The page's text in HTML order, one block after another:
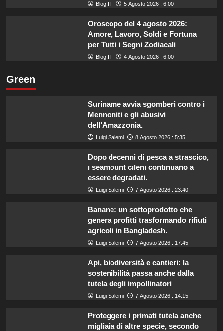
Blog.IT 5 Agosto 2026 : 6:00
Oroscopo del 4 agosto 2026:
Amore, Lavoro, Soldi e Fortuna
per Tutti i Segni Zodiacali
Blog.IT 4 Agosto 2026 : 6:00
Green
Suriname avvia sgomberi contro i
Mennoniti e gli abusivi
dell’Amazzonia.
Luigi Salemi 8 Agosto 2026 : 5:35
Dopo decenni di pesca a strascico,
i seamount cileni continuano a
essere degradati.
Luigi Salemi 7 Agosto 2026 : 23:40
Banane: un sottoprodotto che
genera profitti trasformando rifiuti
agricoli in Bangladesh.
Luigi Salemi 7 Agosto 2026 : 17:45
Api, biodiversità e cantieri: la
sostenibilità passa anche dalla
tutela degli impollinatori
Luigi Salemi 7 Agosto 2026 : 14:15
Proteggere i primati tutela anche
migliaia di altre specie, secondo